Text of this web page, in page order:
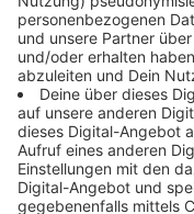
"Die
heute Olympia-
Fan-Massen in die
Anzeige
©picture